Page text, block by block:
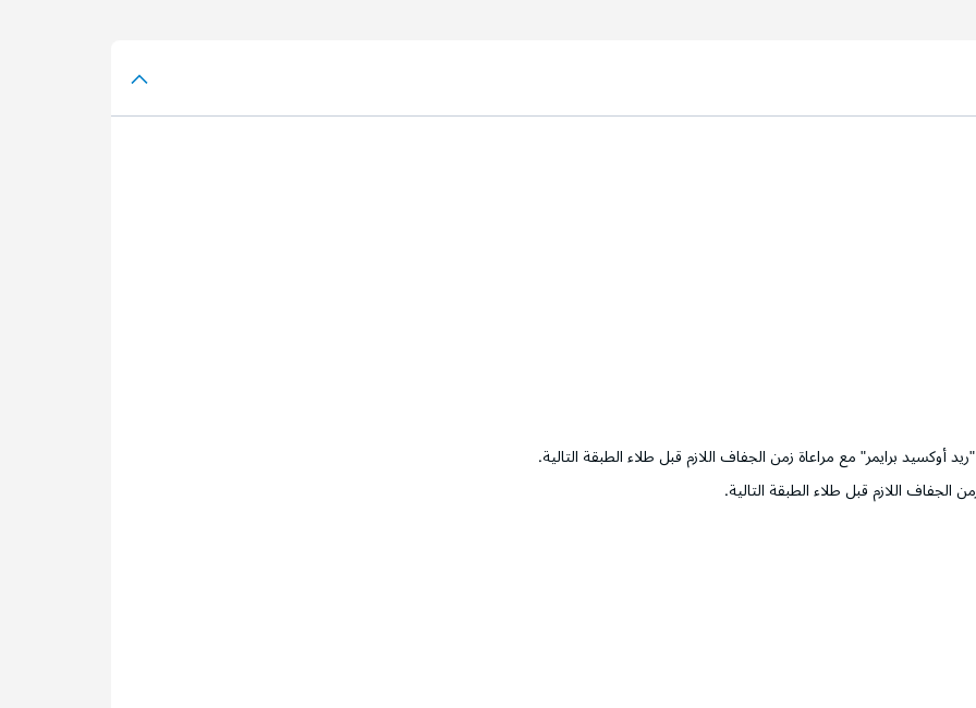
برايمر" مع مراعاة زمن الجفاف اللازم قبل طلاء الطبقة التالية.
اللازم قبل طلاء الطبقة التالية.